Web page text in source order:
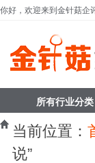
你好，欢迎来到金针菇企
所有行业分类
当前位置：
说”